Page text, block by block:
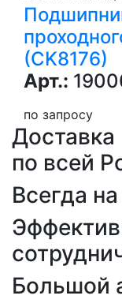
(CK8176)
Арт.:
по запросу
Доставка
по всей
Всегда
Большой